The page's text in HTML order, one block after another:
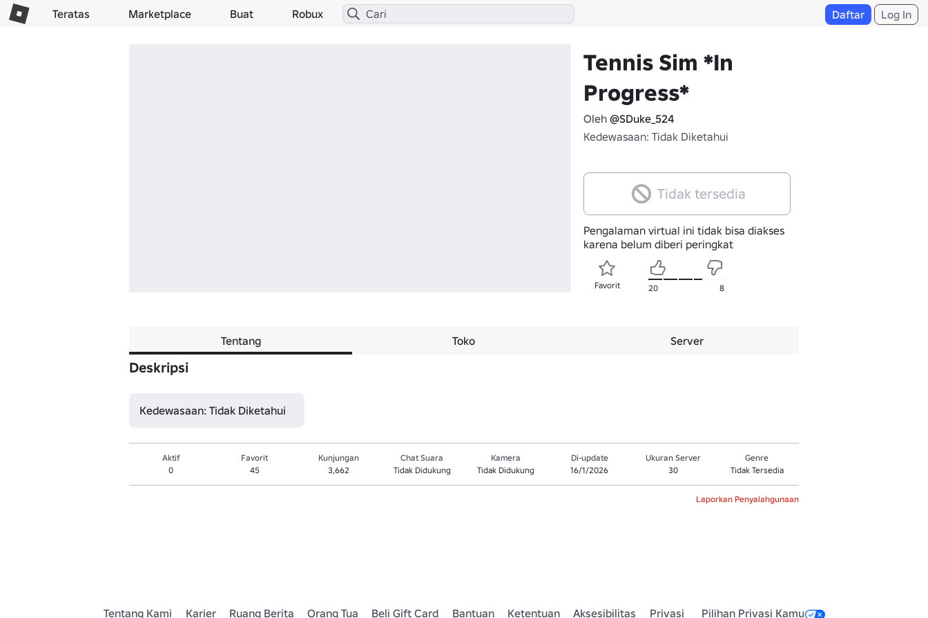
Teratas Marketplace Buat Robux Daftar Log In
Tennis Sim *In
Progress*
Oleh @SDuke_524
Kedewasaan: Tidak Diketahui
Tidak tersedia
Pengalaman virtual ini tidak bisa diakses
karena belum diberi peringkat
Favorit 20 8
Tentang Toko Server
Deskripsi
Kedewasaan: Tidak Diketahui
Aktif
0
Favorit
45
Kunjungan
3,662
Chat Suara
Tidak Didukung
Kamera
Tidak Didukung
Di-update
16/1/2026
Ukuran Server
30
Genre
Tidak Tersedia
Laporkan Penyalahgunaan
Tentang Kami Karier Ruang Berita Orang Tua Beli Gift Card Bantuan Ketentuan Aksesibilitas Privasi Pilihan Privasi Kamu